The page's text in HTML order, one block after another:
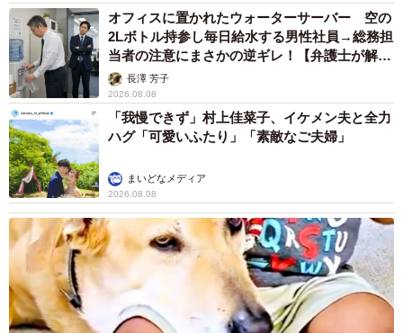
オフィスに置かれたウォーターサーバー 空の
2Lボトル持参し毎日給水する男性社員→総務担
当者の注意にまさかの逆ギレ！【弁護士が解
説】長澤 芳子
2026.08.08
「我慢できず」村上佳菜子、イケメン夫と全力
ハグ「可愛いふたり」「素敵なご夫婦」
まいどなメディア
2026.08.08